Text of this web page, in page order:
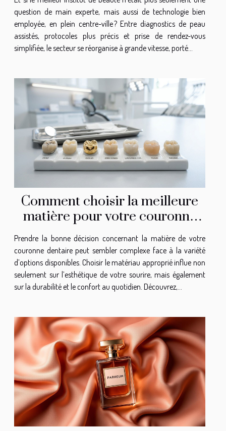
centre-ville
question de main experte, mais aussi de technologie bien
employée, en plein centre-ville ? Entre diagnostics de peau
assistés, protocoles plus précis et prise de rendez-vous
simplifiée, le secteur se réorganise à grande vitesse, porté...
Comment choisir la meilleure
matière pour votre couronne
dentaire ?
Prendre la bonne décision concernant la matière de votre
couronne dentaire peut sembler complexe face à la variété
d’options disponibles. Choisir le matériau approprié influe non
seulement sur l’esthétique de votre sourire, mais également
sur la durabilité et le confort au quotidien. Découvrez,...